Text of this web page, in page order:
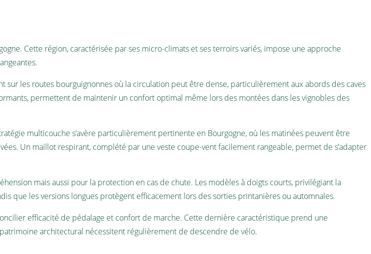
Cette région, caractérisée par ses micro-climats et ses terroirs variés, impose une approche
sur les routes bourguignonnes où la circulation peut être dense, particulièrement aux abords des caves
permettent de maintenir un confort optimal même lors des montées dans les vignobles des
multicouche s’avère particulièrement pertinente en Bourgogne, où les matinées peuvent être
Un maillot respirant, complété par une veste coupe-vent facilement rangeable, permet de s’adapter
mais aussi pour la protection en cas de chute. Les modèles à doigts courts, privilégiant la
que les versions longues protègent efficacement lors des sorties printanières ou automnales.
efficacité de pédalage et confort de marche. Cette dernière caractéristique prend une
architectural nécessitent régulièrement de descendre de vélo.